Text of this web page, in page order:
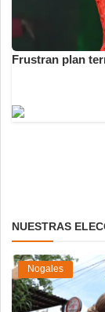
Frustran plan
NUESTRAS
Nogales